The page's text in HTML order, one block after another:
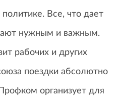
Все, что дает
нужным и важным.
рабочих и других
поездки абсолютно
организует для